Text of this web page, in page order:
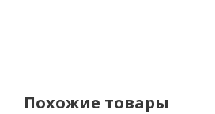
Похожие товары